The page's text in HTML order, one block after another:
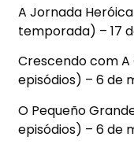
A Jornada
temporada) – 17
Crescendo com
episódios) – 6 de
O Pequeño
episódios) – 6 de